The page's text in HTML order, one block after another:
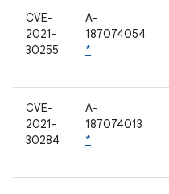
CVE-
2021-
30255
A-
187074054
*
CVE-
2021-
30284
A-
187074013
*